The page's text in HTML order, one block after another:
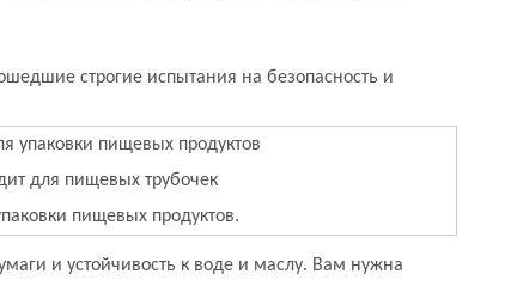
строгие испытания на безопасность и
упаковки пищевых продуктов
для пищевых трубочек
пищевых продуктов.
и устойчивость к воде и маслу. Вам нужна